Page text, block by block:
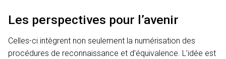
Les perspectives pour l’avenir
Celles-ci intègrent non seulement la numérisation des
procédures de reconnaissance et d’équivalence. L’idée est